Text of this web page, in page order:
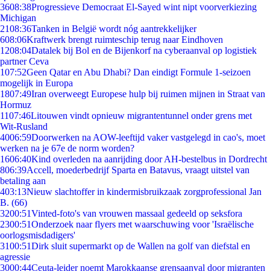
3608:38Progressieve Democraat El-Sayed wint nipt voorverkiezing
Michigan
2108:36Tanken in België wordt nóg aantrekkelijker
608:06Kraftwerk brengt ruimteschip terug naar Eindhoven
1208:04Datalek bij Bol en de Bijenkorf na cyberaanval op logistiek
partner Ceva
107:52Geen Qatar en Abu Dhabi? Dan eindigt Formule 1-seizoen
mogelijk in Europa
1807:49Iran overweegt Europese hulp bij ruimen mijnen in Straat van
Hormuz
1107:46Litouwen vindt opnieuw migrantentunnel onder grens met
Wit-Rusland
4006:59Doorwerken na AOW-leeftijd vaker vastgelegd in cao's, moet
werken na je 67e de norm worden?
1606:40Kind overleden na aanrijding door AH-bestelbus in Dordrecht
806:39Accell, moederbedrijf Sparta en Batavus, vraagt uitstel van
betaling aan
403:13Nieuw slachtoffer in kindermisbruikzaak zorgprofessional Jan
B. (66)
3200:51Vinted-foto's van vrouwen massaal gedeeld op seksfora
2300:51Onderzoek naar flyers met waarschuwing voor 'Israëlische
oorlogsmisdadigers'
3100:51Dirk sluit supermarkt op de Wallen na golf van diefstal en
agressie
3000:44Ceuta-leider noemt Marokkaanse grensaanval door migranten